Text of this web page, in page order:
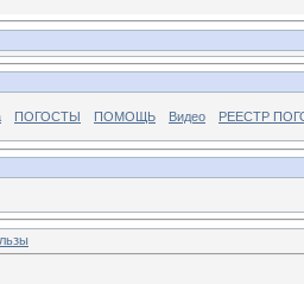
ПОГОСТЫ ПОМОЩЬ Видео РЕЕСТР